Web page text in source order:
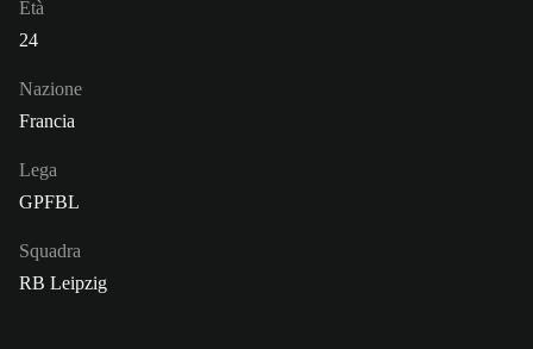
Età
24
Nazione
Francia
Lega
GPFBL
Squadra
RB Leipzig